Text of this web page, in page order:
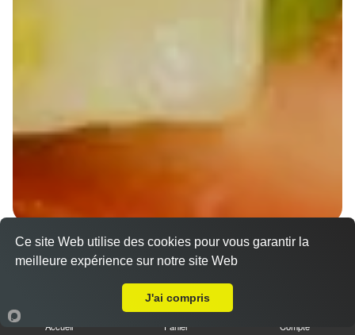
Wraps Chicken
8.50 €
Accueil Panier Compte
Ce site Web utilise des cookies pour vous garantir la
meilleure expérience sur notre site Web
J'ai compris